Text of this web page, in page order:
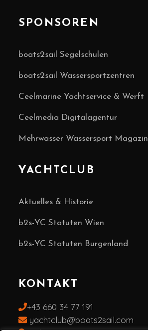
SPONSOREN
boats2sail Segelschulen
boats2sail Wassersportzentren
Ceelmarine Yachtservice & Werft
Ceelmedia Digitalagentur
Mehrwasser Wassersport Magazin
YACHTCLUB
Aktuelles & Historie
b2s-YC Statuten Wien
b2s-YC Statuten Burgenland
KONTAKT
+43 660 34 77 191
yachtclub@boats2sail.com